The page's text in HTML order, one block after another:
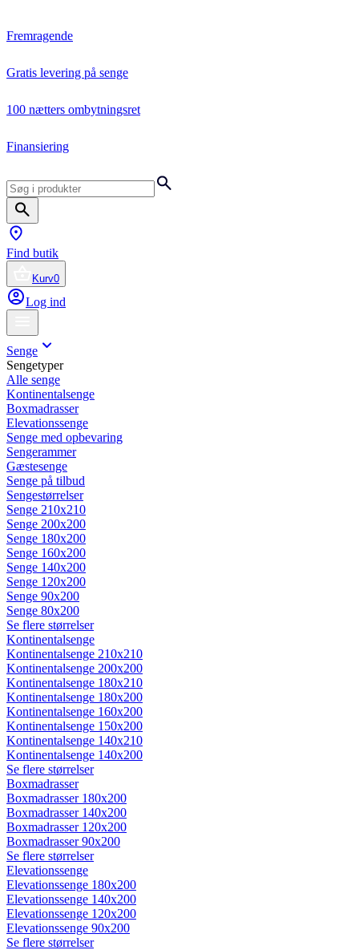
Fremragende
Gratis levering på senge
100 nætters ombytningsret
Finansiering
Find butik
Kurv0
Log ind
Senge
Sengetyper
Alle senge
Kontinentalsenge
Boxmadrasser
Elevationssenge
Senge med opbevaring
Sengerammer
Gæstesenge
Senge på tilbud
Sengestørrelser
Senge 210x210
Senge 200x200
Senge 180x200
Senge 160x200
Senge 140x200
Senge 120x200
Senge 90x200
Senge 80x200
Se flere størrelser
Kontinentalsenge
Kontinentalsenge 210x210
Kontinentalsenge 200x200
Kontinentalsenge 180x210
Kontinentalsenge 180x200
Kontinentalsenge 160x200
Kontinentalsenge 150x200
Kontinentalsenge 140x210
Kontinentalsenge 140x200
Se flere størrelser
Boxmadrasser
Boxmadrasser 180x200
Boxmadrasser 140x200
Boxmadrasser 120x200
Boxmadrasser 90x200
Se flere størrelser
Elevationssenge
Elevationssenge 180x200
Elevationssenge 140x200
Elevationssenge 120x200
Elevationssenge 90x200
Se flere størrelser